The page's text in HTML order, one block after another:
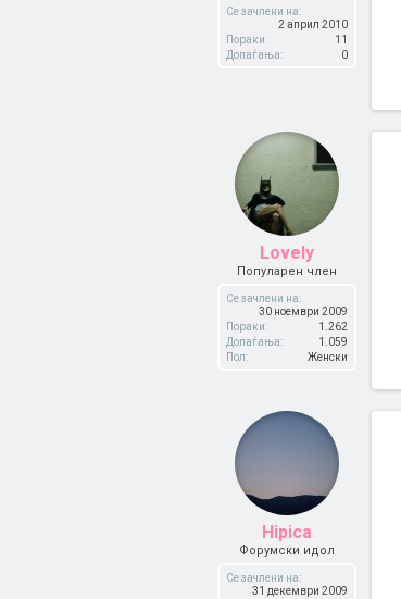
Се зачлени на:
2 април 2010
Пораки:
11
Допаѓања:
0
Lovely
Популарен член
Се зачлени на:
30 ноември 2009
Пораки:
1.262
Допаѓања:
1.059
Пол:
Женски
Hipica
Форумски идол
Се зачлени на:
31 декември 2009